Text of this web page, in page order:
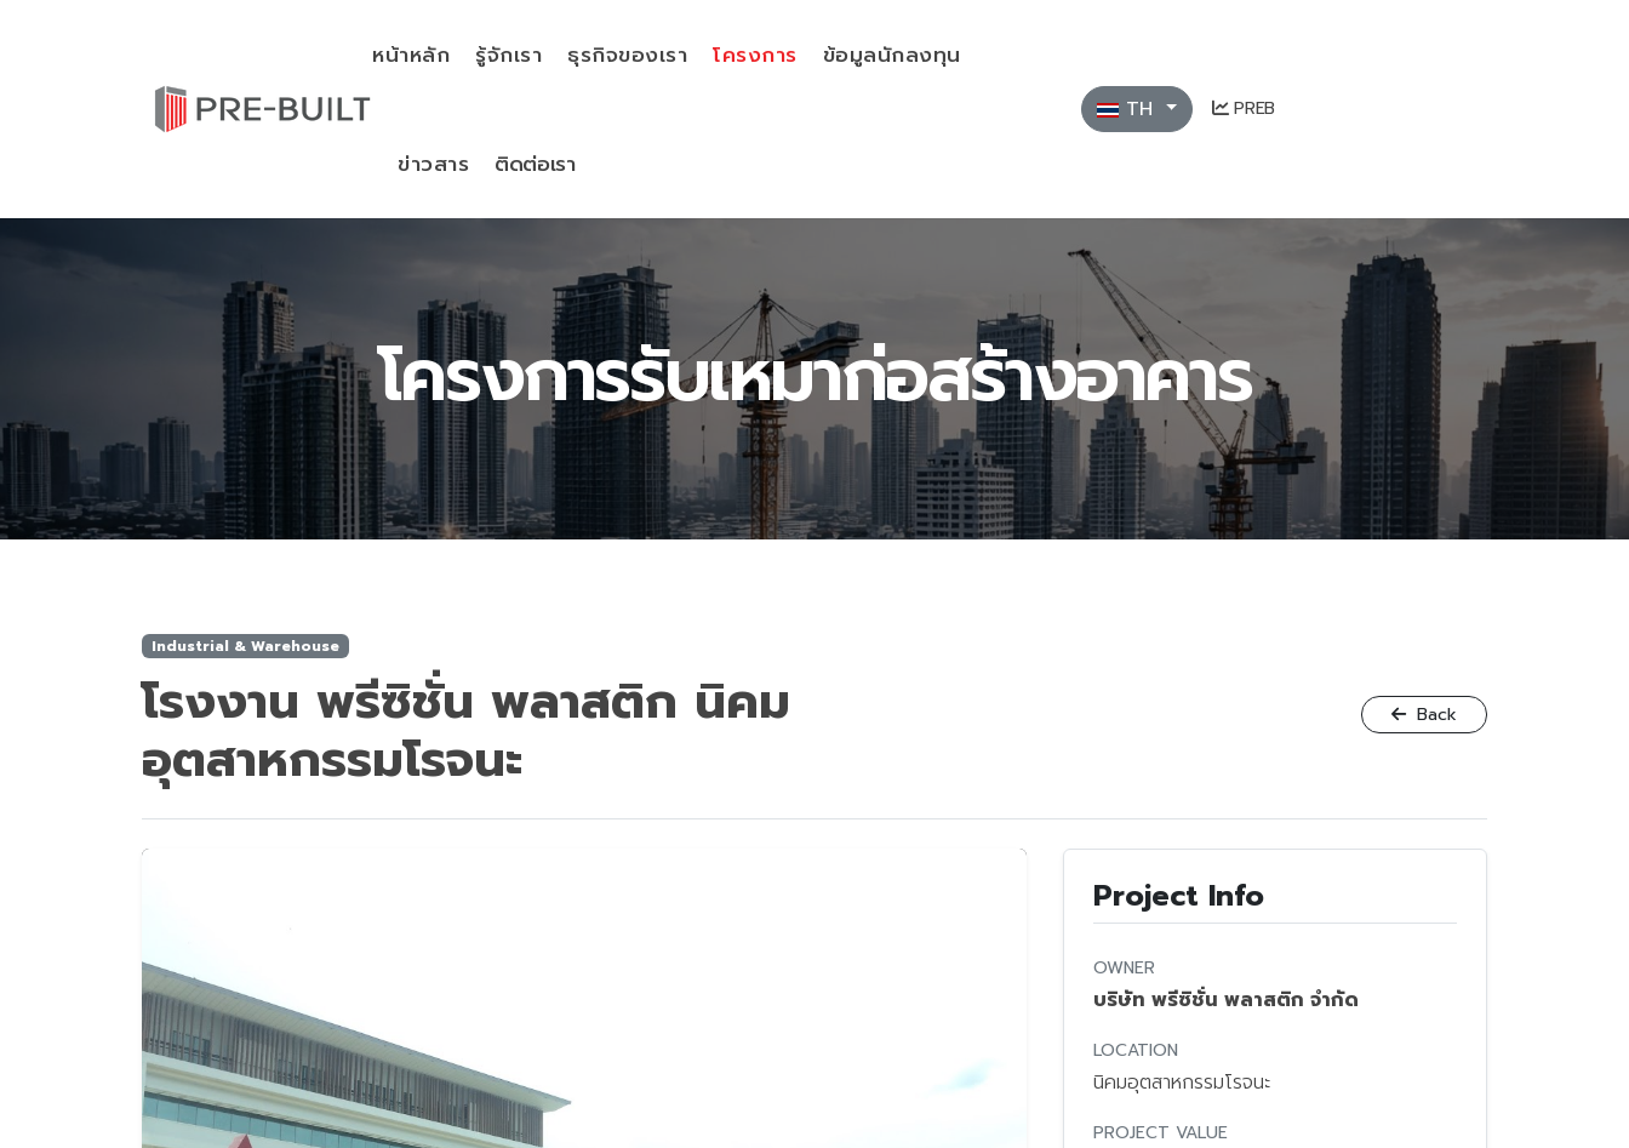
หน้าหลัก รู้จักเรา ธุรกิจของเรา โครงการ ข้อมูลนักลงทุน
ข่าวสาร ติดต่อเรา
เลือกภาษาของคุณ
TH PREB
โครงการรับเหมาก่อสร้างอาคาร
Industrial & Warehouse
โรงงาน พรีซิชั่น พลาสติก นิคม
อุตสาหกรรมโรจนะ
Back
Project Info
OWNER
บริษัท พรีซิชั่น พลาสติก จำกัด
LOCATION
นิคมอุตสาหกรรมโรจนะ
PROJECT VALUE